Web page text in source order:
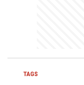
TAGS